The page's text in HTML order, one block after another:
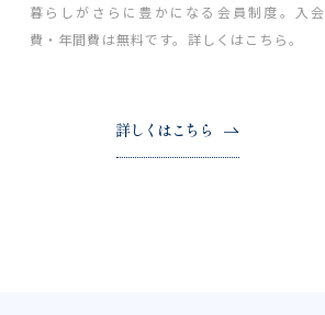
暮らしがさらに豊かになる会員制度。入会
費・年間費は無料です。詳しくはこちら。
詳しくはこちら